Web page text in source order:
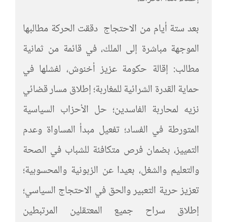
بعد ستة أيام من الاحتجاج دققت الحركة مطالبها
الموجهة مباشرة إلى الملك، في قائمة من ثمانية
مطالب: إقالة حكومة عزيز أخنوش، لفشلها في
حماية القدرة الشرائية للمغاربة؛ إطلاق مسار قضائي
نزيه لمحاربة الفاسدين؛ حل الأحزاب السياسية
المتورطة في الفساد؛ تفعيل مبدأ المساواة وعدم
التمييز، بضمان فرص متكافئة للشباب في الصحة
والتعليم والشغل، بعيدا عن الزبونية والمحسوبية؛
تعزيز حرية التعبير والحق في الاحتجاج السياسي؛
إطلاق سراح جميع المعتقلين المرتبطين